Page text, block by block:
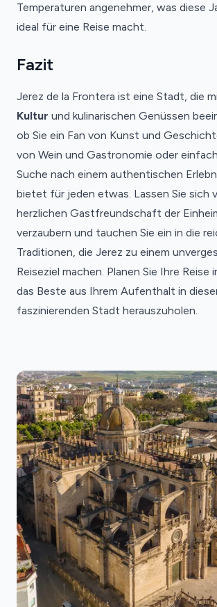
Temperaturen angenehmer, was diese
ideal für eine Reise macht.
Fazit
Jerez de la Frontera ist eine Stadt, die
Kultur und kulinarischen Genüssen
ob Sie ein Fan von Kunst und
von Wein und Gastronomie oder
Suche nach einem authentischen
bietet für jeden etwas. Lassen Sie sich
herzlichen Gastfreundschaft der
verzaubern und tauchen Sie ein in die
Traditionen, die Jerez zu einem
Reiseziel machen. Planen Sie Ihre Reise
das Beste aus Ihrem Aufenthalt in
faszinierenden Stadt herauszuholen.